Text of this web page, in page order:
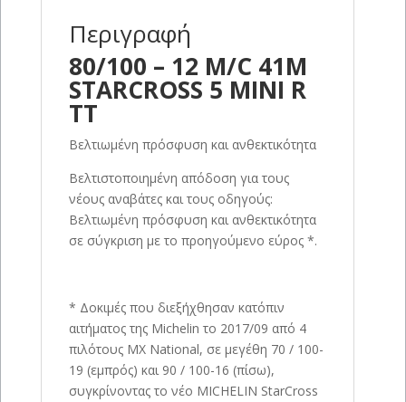
Περιγραφή
80/100 – 12 M/C 41M
STARCROSS 5 MINI R
TT
Βελτιωμένη πρόσφυση και ανθεκτικότητα
Βελτιστοποιημένη απόδοση για τους
νέους αναβάτες και τους οδηγούς:
Βελτιωμένη πρόσφυση και ανθεκτικότητα
σε σύγκριση με το προηγούμενο εύρος *.
* Δοκιμές που διεξήχθησαν κατόπιν
αιτήματος της Michelin το 2017/09 από 4
πιλότους MX National, σε μεγέθη 70 / 100-
19 (εμπρός) και 90 / 100-16 (πίσω),
συγκρίνοντας το νέο MICHELIN StarCross